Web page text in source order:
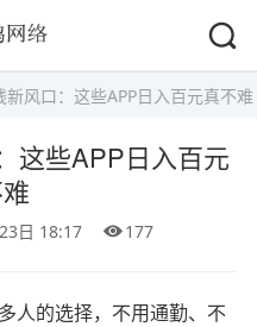
风口：这些APP日入百元真不难
这些APP日入百元
日 18:17 177
人的选择，不用通勤、不